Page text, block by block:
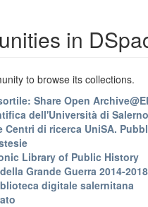
in
to browse its collections.
Share Open
dell'Università di Salerno
Centri di ricerca UniSA.
Library of Public History
Grande Guerra 2014-2018
digitale salernitana